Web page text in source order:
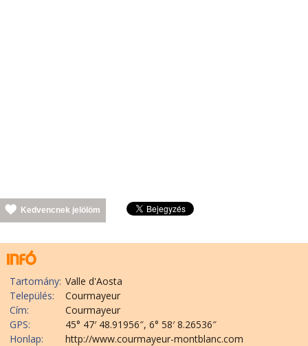
Kedvencnek jelölöm
Tartomány: Valle d'Aosta
Település:
Courmayeur
Cím:
Courmayeur
GPS:
45° 47′ 48.91956″, 6° 58′ 8.26536″
Honlap:
http://www.courmayeur-montblanc.com